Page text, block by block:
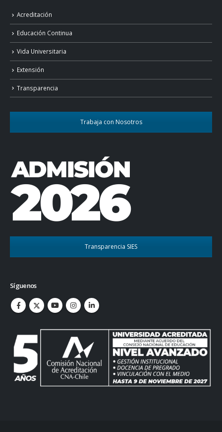
Acreditación
Educación Continua
Vida Universitaria
Extensión
Transparencia
Trabaja con Nosotros
Transparencia SIES
Síguenos